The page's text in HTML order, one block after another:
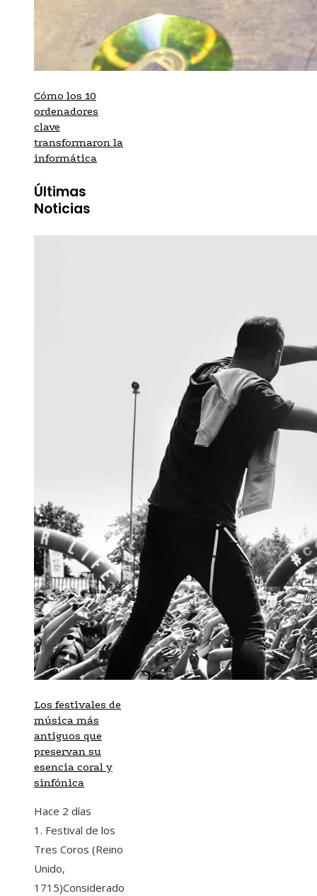
Cómo los 10
ordenadores
clave
transformaron la
informática
Últimas
Noticias
Los festivales de
música más
antiguos que
preservan su
esencia coral y
sinfónica
Hace 2 días
1. Festival de los
Tres Coros (Reino
Unido,
1715)Considerado